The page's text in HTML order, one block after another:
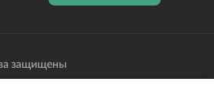
защищены